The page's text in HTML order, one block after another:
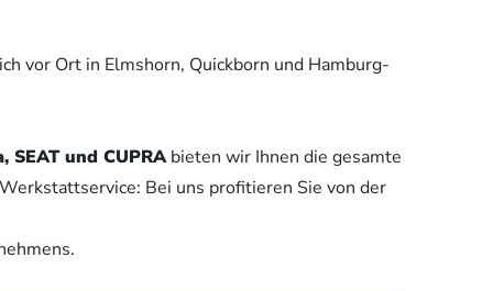
vor Ort in Elmshorn, Quickborn und Hamburg-
und CUPRAbieten wir Ihnen die gesamte
Bei uns profitieren Sie von der